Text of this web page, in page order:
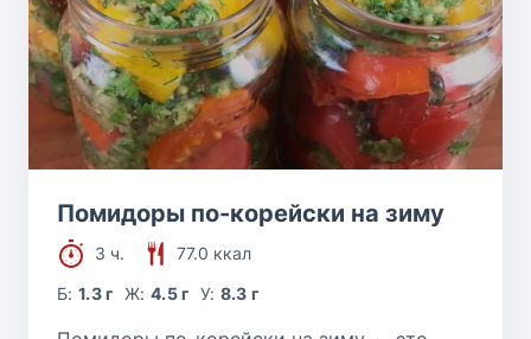
Помидоры по-корейски на зиму
3 ч.
77.0 ккал
Б:1.3 г Ж: 4.5 г У: 8.3 г